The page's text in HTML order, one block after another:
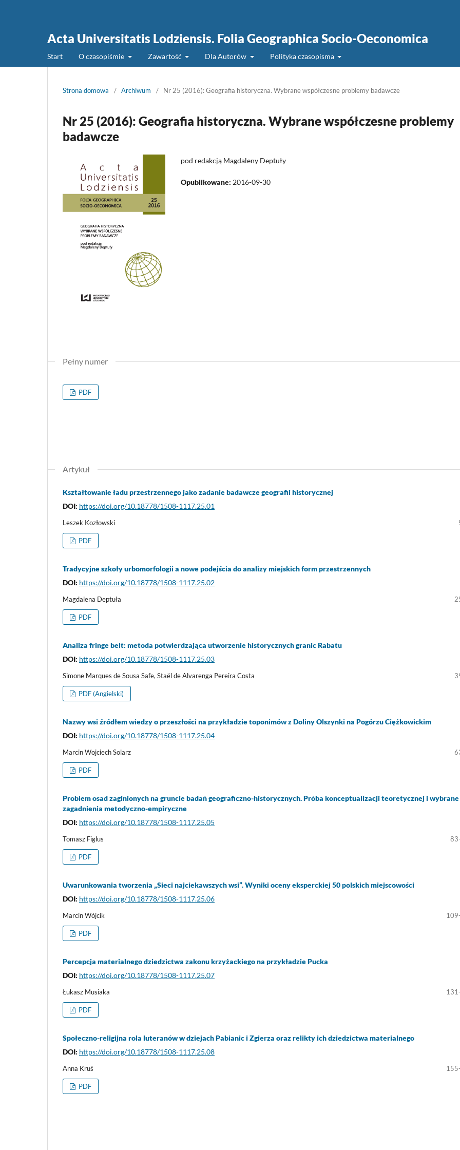
Acta Universitatis Lodziensis. Folia Geographica Socio-Oeconomica
Start O czasopiśmie Zawartość Dla Autorów Polityka czasopisma
Strona domowa / Archiwum / Nr 25 (2016): Geografia historyczna. Wybrane współczesne problemy badawcze
Nr 25 (2016): Geografia historyczna. Wybrane współczesne problemy
badawcze
pod redakcją Magdaleny Deptuły
Opublikowane: 2016-09-30
Pełny numer
PDF
Artykuł
Kształtowanie ładu przestrzennego jako zadanie badawcze geografii historycznej
DOI: https://doi.org/10.18778/1508-1117.25.01
Leszek Kozłowski
PDF
Tradycyjne szkoły urbomorfologii a nowe podejścia do analizy miejskich form przestrzennych
DOI: https://doi.org/10.18778/1508-1117.25.02
Magdalena Deptuła
PDF
Analiza fringe belt: metoda potwierdzająca utworzenie historycznych granic Rabatu
DOI: https://doi.org/10.18778/1508-1117.25.03
Simone Marques de Sousa Safe, Staël de Alvarenga Pereira Costa
PDF (Angielski)
Nazwy wsi źródłem wiedzy o przeszłości na przykładzie toponimów z Doliny Olszynki na Pogórzu Ciężkowickim
DOI: https://doi.org/10.18778/1508-1117.25.04
Marcin Wojciech Solarz
PDF
Problem osad zaginionych na gruncie badań geograficzno-historycznych. Próba konceptualizacji teoretycznej i wybrane
zagadnienia metodyczno-empiryczne
DOI: https://doi.org/10.18778/1508-1117.25.05
Tomasz Figlus
PDF
Uwarunkowania tworzenia „Sieci najciekawszych wsi”. Wyniki oceny eksperckiej 50 polskich miejscowości
DOI: https://doi.org/10.18778/1508-1117.25.06
Marcin Wójcik
PDF
Percepcja materialnego dziedzictwa zakonu krzyżackiego na przykładzie Pucka
DOI: https://doi.org/10.18778/1508-1117.25.07
Łukasz Musiaka
PDF
Społeczno-religijna rola luteranów w dziejach Pabianic i Zgierza oraz relikty ich dziedzictwa materialnego
DOI: https://doi.org/10.18778/1508-1117.25.08
Anna Kruś
PDF